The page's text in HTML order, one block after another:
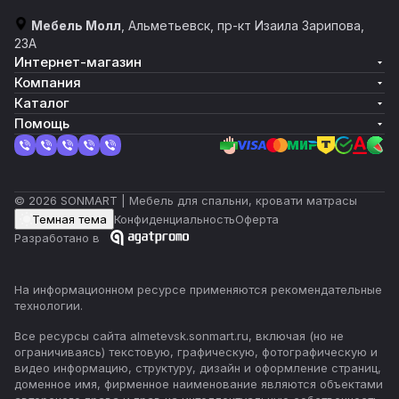
Мебель Молл , Альметьевск, пр-кт Изаила Зарипова,
23А
Интернет-магазин
Компания
Каталог
Помощь
© 2026 SONMART | Мебель для спальни, кровати матрасы
Темная тема
КонфиденциальностьОферта
Разработано в
На информационном ресурсе применяются рекомендательные
технологии.
Все ресурсы сайта almetevsk.sonmart.ru, включая (но не
ограничиваясь) текстовую, графическую, фотографическую и
видео информацию, структуру, дизайн и оформление страниц,
доменное имя, фирменное наименование являются объектами